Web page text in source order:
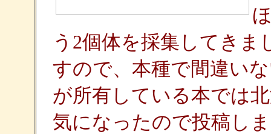
う2個体を採集してきま
すので、本種で間違い
が所有している本では
気になったので投稿し